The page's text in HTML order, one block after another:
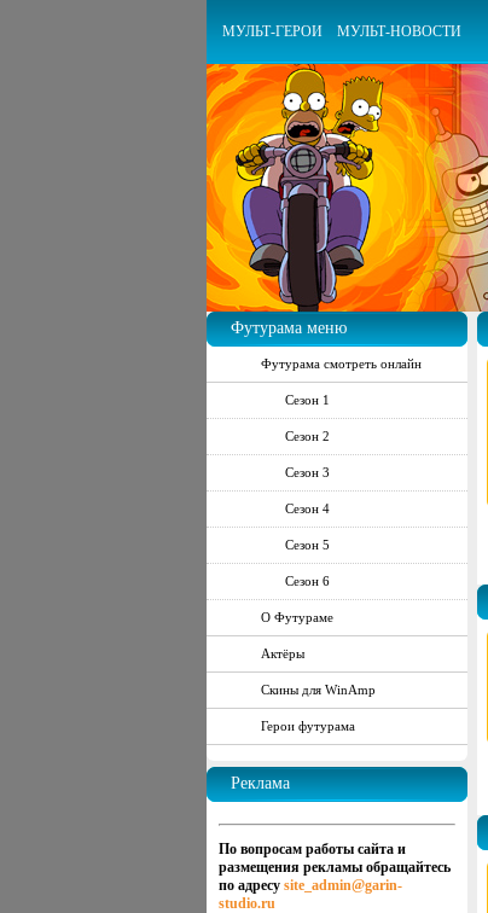
МУЛЬТ-ГЕРОИ МУЛЬТ-НОВОСТИ
Футурама меню
Футурама смотреть онлайн
Сезон 1
Сезон 2
Сезон 3
Сезон 4
Сезон 5
Сезон 6
О Футураме
Актёры
Скины для WinAmp
Герои футурама
Реклама
По вопросам работы сайта и
размещения рекламы обращайтесь
по адресу site_admin@garin-
studio.ru